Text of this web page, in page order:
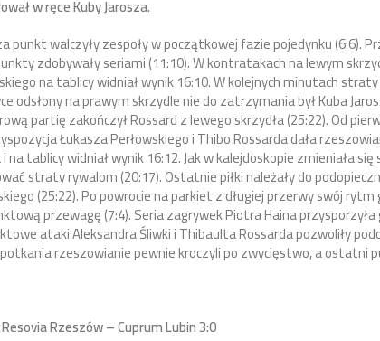
w ręce Kuby Jarosza.
punkt walczyły zespoły w początkowej fazie pojedynku (6:6).
zdobywały seriami (11:10). W kontratakach na lewym
na tablicy widniał wynik 16:10. W kolejnych minutach
odsłony na prawym skrzydle nie do zatrzymania był Kuba
partię zakończył Rossard z lewego skrzydła (25:22). Od
Łukasza Perłowskiego i Thibo Rossarda dała
na tablicy widniał wynik 16:12. Jak w kalejdoskopie zmieniała
straty rywalom (20:17). Ostatnie piłki należały do
(25:22). Po powrocie na parkiet z długiej przerwy swój
przewagę (7:4). Seria zagrywek Piotra Haina
ataki Aleksandra Śliwki i Thibaulta Rossarda pozwoliły
rzeszowianie pewnie kroczyli po zwycięstwo, a ostatni
Rzeszów – Cuprum Lubin 3:0